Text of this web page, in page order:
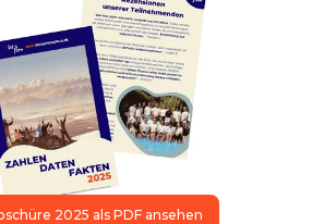
2025 als PDF ansehen